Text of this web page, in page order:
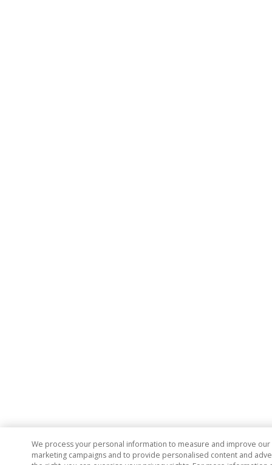
We process your personal information to measure and improve our
marketing campaigns and to provide personalised content and